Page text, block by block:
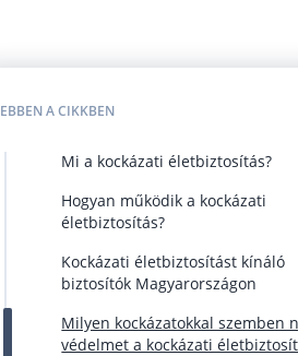
EBBEN A CIKKBEN
Mi a kockázati életbiztosítás?
Hogyan működik a kockázati
életbiztosítás?
Kockázati életbiztosítást kínáló
biztosítók Magyarországon
Milyen kockázatokkal szemben
védelmet a kockázati